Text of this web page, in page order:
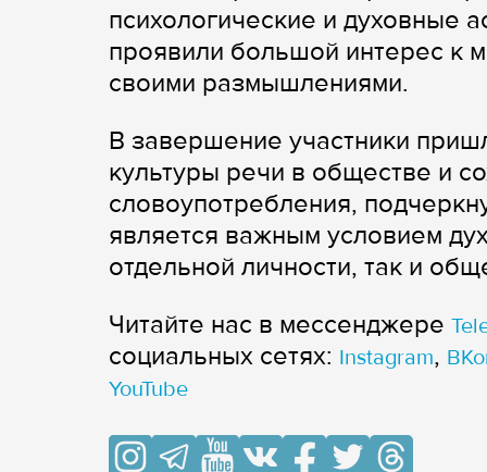
психологические и духовные
проявили большой интерес к
своими размышлениями.
В завершение участники
культуры речи в обществе и
словоупотребления,
является важным условием
отдельной личности, так и
Читайте нас в мессенджере
cоциальных сетях: Instagram,
YouTube